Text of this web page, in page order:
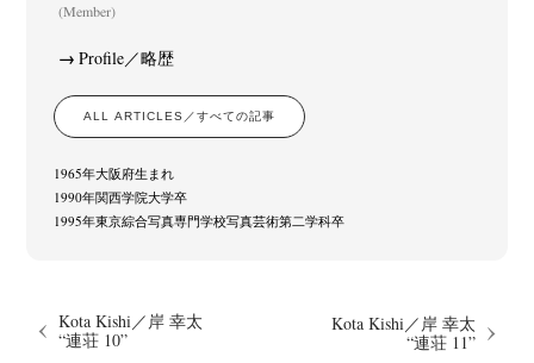
(Member)
Profile／略歴
ALL ARTICLES／すべての記事
1965年大阪府生まれ
1990年関西学院大学卒
1995年東京綜合写真専門学校写真芸術第二学科卒
Kota Kishi／岸 幸太
“連荘 10”
Kota Kishi／岸 幸太
“連荘 11”